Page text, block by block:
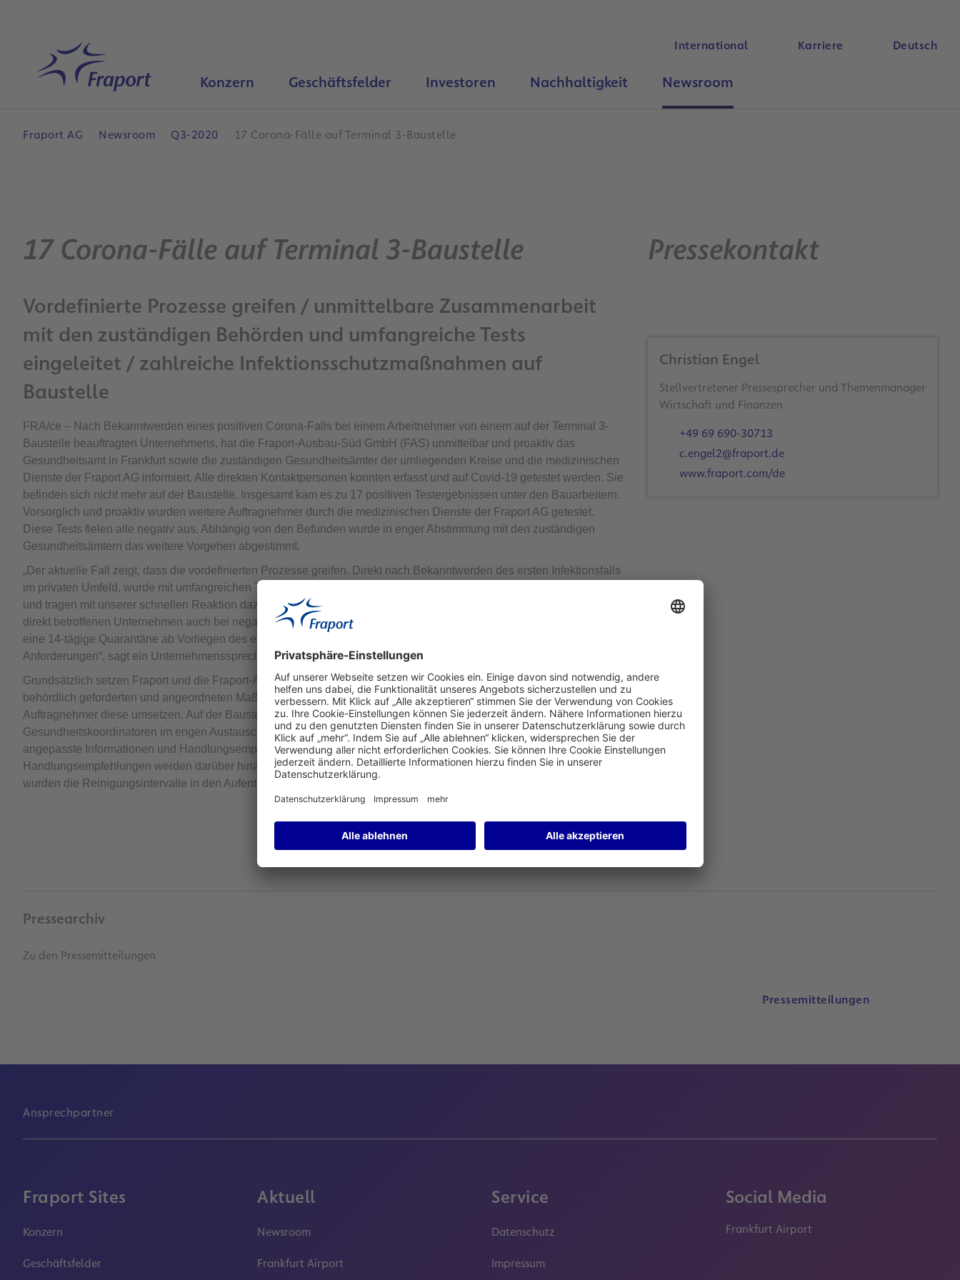
Startseite
International Karriere Deutsch
Konzern Geschäftsfelder Investoren Nachhaltigkeit Newsroom
Fraport AG Newsroom Q3-2020 17 Corona-Fälle auf Terminal 3-Baustelle
17 Corona-Fälle auf Terminal 3-Baustelle
Vordefinierte Prozesse greifen / unmittelbare Zusammenarbeit
mit den zuständigen Behörden und umfangreiche Tests
eingeleitet / zahlreiche Infektionsschutzmaßnahmen auf
Baustelle
FRA/ce – Nach Bekanntwerden eines positiven Corona-Falls bei einem Arbeitnehmer von einem auf der Terminal 3-
Baustelle beauftragten Unternehmens, hat die Fraport-Ausbau-Süd GmbH (FAS) unmittelbar und proaktiv das
Gesundheitsamt in Frankfurt sowie die zuständigen Gesundheitsämter der umliegenden Kreise und die medizinischen
Dienste der Fraport AG informiert. Alle direkten Kontaktpersonen konnten erfasst und auf Covid-19 getestet werden. Sie
befinden sich nicht mehr auf der Baustelle. Insgesamt kam es zu 17 positiven Testergebnissen unter den Bauarbeitern.
Vorsorglich und proaktiv wurden weitere Auftragnehmer durch die medizinischen Dienste der Fraport AG getestet.
Diese Tests fielen alle negativ aus. Abhängig von den Befunden wurde in enger Abstimmung mit den zuständigen
Gesundheitsämtern das weitere Vorgehen abgestimmt.
„Der aktuelle Fall zeigt, dass die vordefinierten Prozesse greifen. Direkt nach Bekanntwerden des ersten Infektionsfalls
im privaten Umfeld, wurde mit umfangreichen Tests reagiert. Wir unterstützen die zuständigen Behörden vollumfänglich
und tragen mit unserer schnellen Reaktion dazu bei, die Infektionskette zu unterbrechen. Zudem verlangen wir von den
direkt betroffenen Unternehmen auch bei negativ getesteten Mitarbeitern einen zweiten Test nach sieben Tagen oder
eine 14-tägige Quarantäne ab Vorliegen des ersten Testergebnisses. Damit liegen wir über den behördlichen
Anforderungen“, sagt ein Unternehmenssprecher der Fraport AG.
Grundsätzlich setzen Fraport und die Fraport-Ausbau-Süd GmbH (FAS) an den Baustellen am Flughafen Frankfurt alle
behördlich geforderten und angeordneten Maßnahmen um, bzw. achten darauf, dass die auf der Baustelle tätigen
Auftragnehmer diese umsetzen. Auf der Baustelle des Terminals 3 ist FAS über die Sicherheits- und
Gesundheitskoordinatoren im engen Austausch mit den Baustellenlogistikern und Auftragnehmern, um auf die Situation
angepasste Informationen und Handlungsempfehlungen umfassend zu verbreiten. Hinweise zu
Handlungsempfehlungen werden darüber hinaus über Plakate an den relevanten Stellen kommuniziert. Des Weiteren
wurden die Reinigungsintervalle in den Aufenthaltsräumen, Toiletten, Waschräumen, etc. erhöht.
Pressekontakt
Christian Engel
Stellvertretener Pressesprecher und Themenmanager
Wirtschaft und Finanzen
+49 69 690-30713
c.engel2@fraport.de
www.fraport.com/de
Pressearchiv
Zu den Pressemitteilungen
Pressemitteilungen
Ansprechpartner
Fraport Sites
Konzern
Geschäftsfelder
Aktuell
Newsroom
Frankfurt Airport
Service
Datenschutz
Impressum
Social Media
Frankfurt Airport